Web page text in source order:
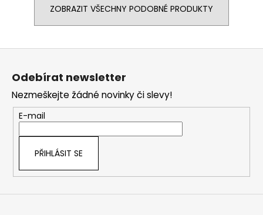
ZOBRAZIT VŠECHNY PODOBNÉ PRODUKTY
Z
Odebírat newsletter
Nezmeškejte žádné novinky či slevy!
E-mail
PŘIHLÁSIT SE